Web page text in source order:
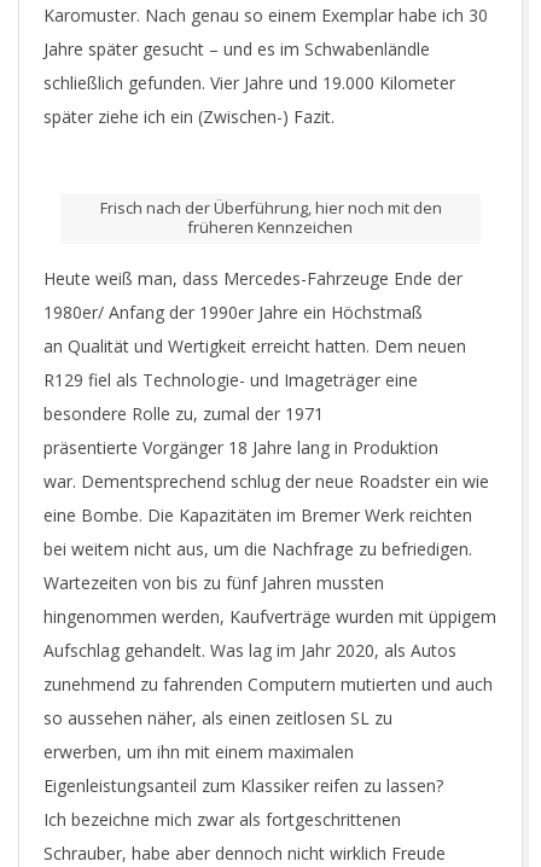
Karomuster. Nach genau so einem Exemplar habe ich 30
Jahre später gesucht – und es im Schwabenländle
schließlich gefunden. Vier Jahre und 19.000 Kilometer
später ziehe ich ein (Zwischen-) Fazit.
Frisch nach der Überführung, hier noch mit den
früheren Kennzeichen
Heute weiß man, dass Mercedes-Fahrzeuge Ende der
1980er/ Anfang der 1990er Jahre ein Höchstmaß
an Qualität und Wertigkeit erreicht hatten. Dem neuen
R129 fiel als Technologie- und Imageträger eine
besondere Rolle zu, zumal der 1971
präsentierte Vorgänger 18 Jahre lang in Produktion
war. Dementsprechend schlug der neue Roadster ein wie
eine Bombe. Die Kapazitäten im Bremer Werk reichten
bei weitem nicht aus, um die Nachfrage zu befriedigen.
Wartezeiten von bis zu fünf Jahren mussten
hingenommen werden, Kaufverträge wurden mit üppigem
Aufschlag gehandelt. Was lag im Jahr 2020, als Autos
zunehmend zu fahrenden Computern mutierten und auch
so aussehen näher, als einen zeitlosen SL zu
erwerben, um ihn mit einem maximalen
Eigenleistungsanteil zum Klassiker reifen zu lassen?
Ich bezeichne mich zwar als fortgeschrittenen
Schrauber, habe aber dennoch nicht wirklich Freude